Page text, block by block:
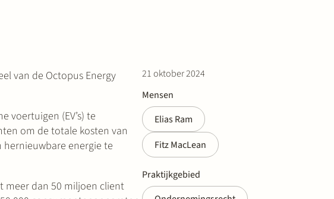
21 oktober 2024
Mensen
Elias Ram
Fitz MacLean
Praktijkgebied
van de Octopus Energy
voertuigen (EV’s) te
om de totale kosten van
hernieuwbare energie te
meer dan 50 miljoen client